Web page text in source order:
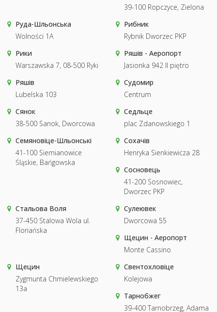
39-100 Ropczyce, Zielona
Руда-Шльонська
Wolności 1A
Рибник
Rybnik Dworzec PKP
Рики
Warszawska 7, 08-500 Ryki
Ряшів - Аеропорт
Jasionka 942 II piętro
Ряшів
Lubelska 103
Судомир
Centrum
Сянок
38-500 Sanok, Dworcowa
Седльце
plac Zdanowskiego 1
Семяновіце-Шльонські
41-100 Siemianowice
Śląskie, Bańgowska
Сохачів
Henryka Sienkiewicza 28
Сосновець
41-200 Sosnowiec,
Dworzec PKP
Стальова Воля
37-450 Stalowa Wola ul.
Floriańska
Сулеювек
Dworcowa 55
Щецин - Аеропорт
Monte Cassino
Щецин
Zygmunta Chmielewskiego
13a
Свентохловіце
Kolejowa
Тарнобжег
39-400 Tarnobrzeg, Adama